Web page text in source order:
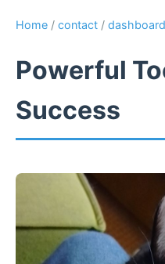
Home / contact / dashboard
Powerful
Success